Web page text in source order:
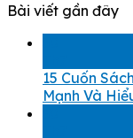
Bài viết gần đây
15 Cuốn
Mạnh Và